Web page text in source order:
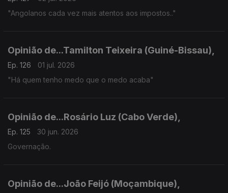
"Angolanos cada vez mais atentos aos impostos.."
Opinião de...Tamilton Teixeira (Guiné-Bissau),
Ep. 126
01 jul. 2026
"Há quem tenho medo que o medo acaba"
Opinião de...Rosário Luz (Cabo Verde),
Ep. 125
30 jun. 2026
Governação.
Opinião de...João Feijó (Moçambique),